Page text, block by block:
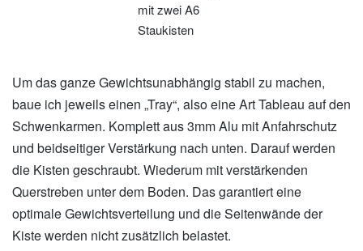
mit zwei A6
Staukisten
Um das ganze Gewichtsunabhängig stabil zu machen,
baue ich jeweils einen „Tray“, also eine Art Tableau auf den
Schwenkarmen. Komplett aus 3mm Alu mit Anfahrschutz
und beidseitiger Verstärkung nach unten. Darauf werden
die Kisten geschraubt. Wiederum mit verstärkenden
Querstreben unter dem Boden. Das garantiert eine
optimale Gewichtsverteilung und die Seitenwände der
Kiste werden nicht zusätzlich belastet.